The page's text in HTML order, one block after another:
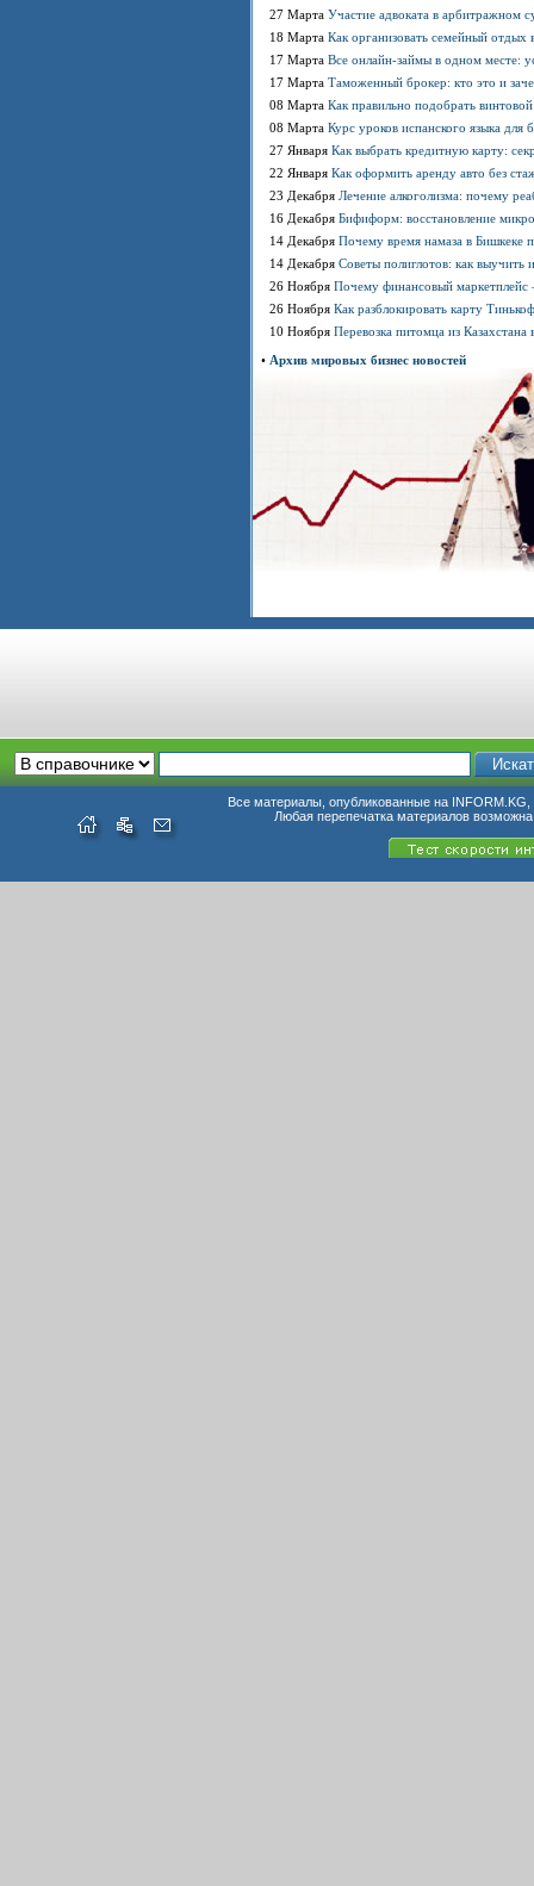
27 Марта Участие адвоката в арбитражном
18 Марта Как организовать семейный отдых
17 Марта Все онлайн-займы в одном месте:
17 Марта Таможенный брокер: кто это и
08 Марта Как правильно подобрать
08 Марта Курс уроков испанского языка для
27 Января Как выбрать кредитную карту:
22 Января Как оформить аренду авто без
23 Декабря Лечение алкоголизма: почему
16 Декабря Бифиформ: восстановление
14 Декабря Почему время намаза в Бишкеке
14 Декабря Советы полиглотов: как выучить
26 Ноября Почему финансовый маркетплейс
26 Ноября Как разблокировать карту
10 Ноября Перевозка питомца из
• Архив мировых бизнес новостей
Все материалы, опубликованные на INFORM.KG,
Любая перепечатка материалов